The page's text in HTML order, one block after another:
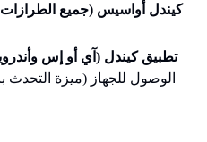
كيندل أواسيس (جميع
تطبيق كيندل (آي أو إس
الوصول للجهاز (ميزة